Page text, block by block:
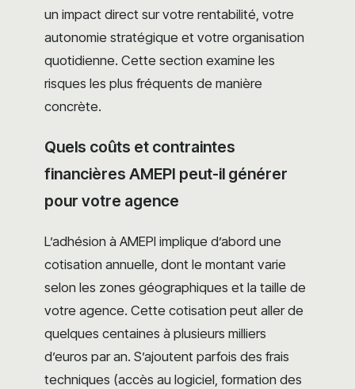
un impact direct sur votre rentabilité, votre
autonomie stratégique et votre organisation
quotidienne. Cette section examine les
risques les plus fréquents de manière
concrète.
Quels coûts et contraintes
financières AMEPI peut-il générer
pour votre agence
L’adhésion à AMEPI implique d’abord une
cotisation annuelle, dont le montant varie
selon les zones géographiques et la taille de
votre agence. Cette cotisation peut aller de
quelques centaines à plusieurs milliers
d’euros par an. S’ajoutent parfois des frais
techniques (accès au logiciel, formation des